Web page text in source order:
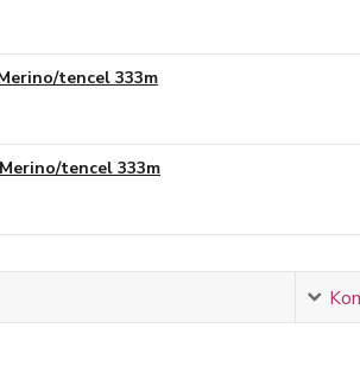
tencel 333m
tencel 333m